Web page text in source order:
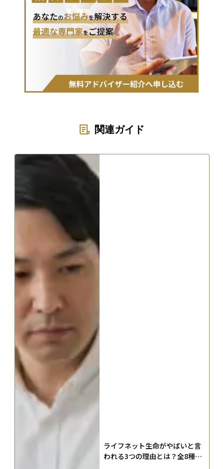
関連ガイド
ライフネット生命がやばいと言
われる3つの理由とは？全8種の